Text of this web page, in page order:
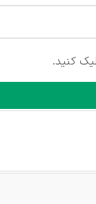
کنید.